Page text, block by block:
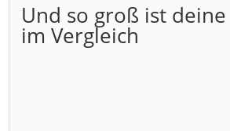
Und so groß ist
im Vergleich